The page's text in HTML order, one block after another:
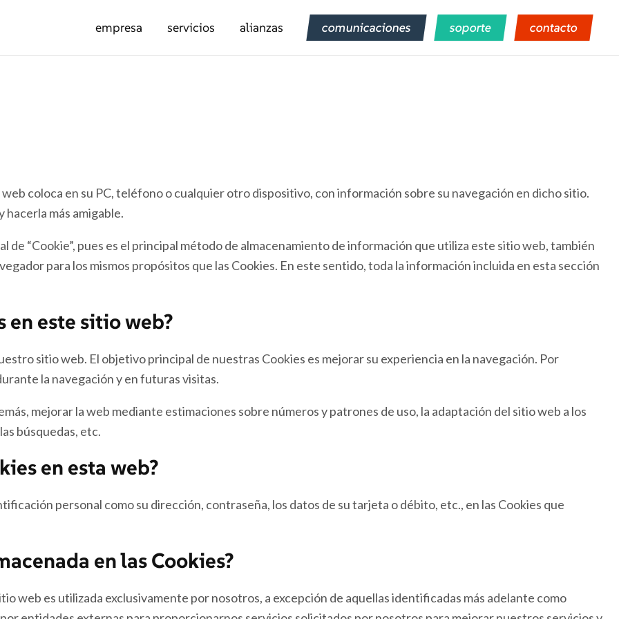
empresa servicios alianzas comunicaciones soporte contacto
coloca en su PC, teléfono o cualquier otro dispositivo, con información sobre su navegación en dicho sitio.
hacerla más amigable.
de “Cookie”, pues es el principal método de almacenamiento de información que utiliza este sitio web, también
para los mismos propósitos que las Cookies. En este sentido, toda la información incluida en esta sección
en este sitio web?
sitio web. El objetivo principal de nuestras Cookies es mejorar su experiencia en la navegación. Por
la navegación y en futuras visitas.
mejorar la web mediante estimaciones sobre números y patrones de uso, la adaptación del sitio web a los
búsquedas, etc.
en esta web?
personal como su dirección, contraseña, los datos de su tarjeta o débito, etc., en las Cookies que
en las Cookies?
web es utilizada exclusivamente por nosotros, a excepción de aquellas identificadas más adelante como